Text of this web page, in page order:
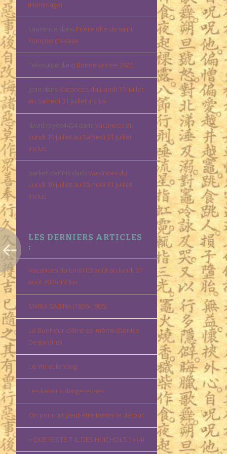
(Hommage)
Laurence dans Prière dite de saint
François d’Assise
Tetevuide dans Bonne année 2022
Jean dansVacances du Lundi 19 juillet
au Samedi 31 juillet inclus
david.reyes4454 dansVacances du
Lundi 19 juillet au Samedi 31 juillet
inclus
parker dennis dansVacances du
Lundi 19 juillet au Samedi 31 juillet
inclus
LES DERNIERS ARTICLES
:
Vacances du lundi 03 août au lundi 31
août 2026 inclus
MARIA SABINA (1896-1985)
Le Bonheur d’être soi-même (Denise
Desjardins)
Le Yin et le Yang
Les liaisons dangereuses
On pourrait peut-être tenter le détour
« QUE RESTE-T-IL DES HUICHOLS ? » (4)